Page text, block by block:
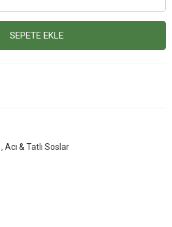
SEPETE EKLE
, Acı & Tatlı Soslar